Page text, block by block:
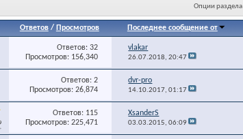
Опции раздела
Ответов/ Просмотров Последнее сообщение от
Ответов: 32
Просмотров: 156,340
vlakar
26.07.2018,20:47
Ответов: 2
Просмотров: 26,874
dvr-pro
14.10.2017,01:17
Ответов: 115
Просмотров: 225,471
XsanderS
03.03.2015,06:09